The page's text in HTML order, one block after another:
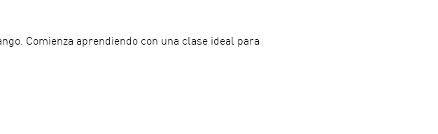
Comienza aprendiendo con una clase ideal para